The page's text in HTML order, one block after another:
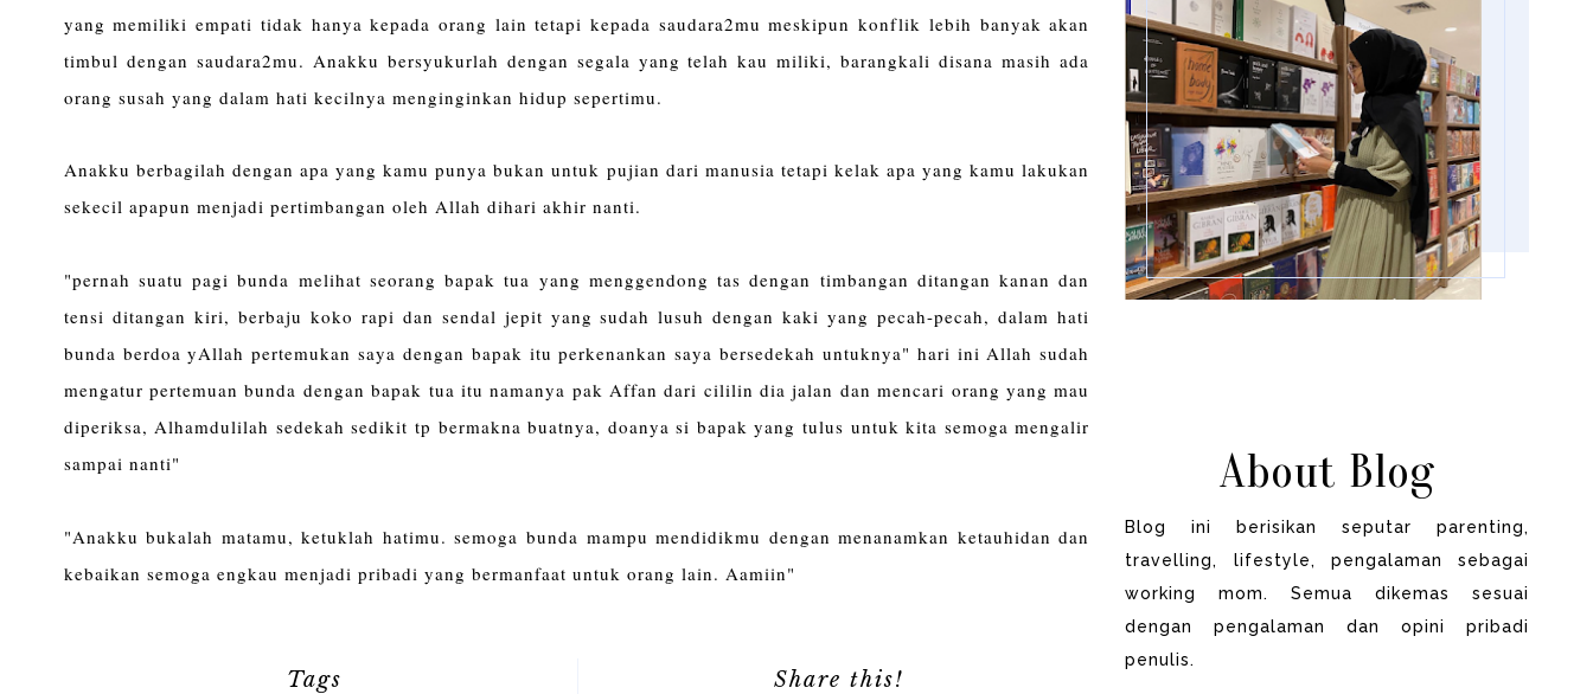
yang memiliki empati tidak hanya kepada orang lain tetapi kepada saudara2mu meskipun konflik lebih banyak akan
timbul dengan saudara2mu. Anakku bersyukurlah dengan segala yang telah kau miliki, barangkali disana masih ada
orang susah yang dalam hati kecilnya menginginkan hidup sepertimu.
Anakku berbagilah dengan apa yang kamu punya bukan untuk pujian dari manusia tetapi kelak apa yang kamu lakukan
sekecil apapun menjadi pertimbangan oleh Allah dihari akhir nanti.
"pernah suatu pagi bunda melihat seorang bapak tua yang menggendong tas dengan timbangan ditangan kanan dan
tensi ditangan kiri, berbaju koko rapi dan sendal jepit yang sudah lusuh dengan kaki yang pecah-pecah, dalam hati
bunda berdoa yAllah pertemukan saya dengan bapak itu perkenankan saya bersedekah untuknya" hari ini Allah sudah
mengatur pertemuan bunda dengan bapak tua itu namanya pak Affan dari cililin dia jalan dan mencari orang yang mau
diperiksa, Alhamdulilah sedekah sedikit tp bermakna buatnya, doanya si bapak yang tulus untuk kita semoga mengalir
sampai nanti"
"Anakku bukalah matamu, ketuklah hatimu. semoga bunda mampu mendidikmu dengan menanamkan ketauhidan dan
kebaikan semoga engkau menjadi pribadi yang bermanfaat untuk orang lain. Aamiin"
Share this!
Tags
About Blog
Blog ini berisikan seputar parenting,
travelling, lifestyle, pengalaman sebagai
working mom. Semua dikemas sesuai
dengan pengalaman dan opini pribadi
penulis.